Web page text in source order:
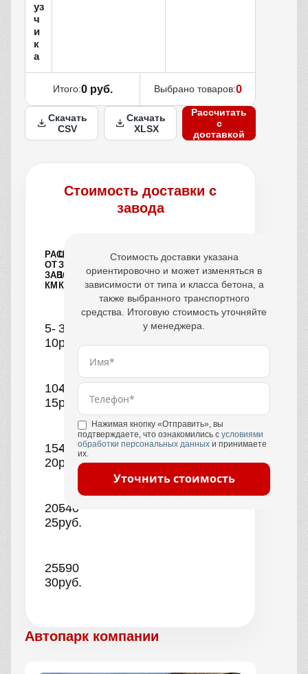
уз
ч
и
к
а
Итого:0 руб. Выбрано товаров:0
Скачать
CSV
Скачать
XLSX
Рассчитать
с
доставкой
Стоимость доставки с
завода
РАССТОЯНИЕ
ОТ
ЗАВОДА,
КМ
ЦЕНА
ЗА
1
КУБ
5-
10
390
руб.
10-
15
440
руб.
15-
20
490
руб.
20-
25
540
руб.
25-
30
590
руб.
Стоимость доставки указана
ориентировочно и может изменяться в
зависимости от типа и класса бетона, а
также выбранного транспортного
средства. Итоговую стоимость уточняйте
у менеджера.
Нажимая кнопку «Отправить», вы
подтверждаете, что ознакомились с условиями
обработки персональных данных и принимаете
их.
Уточнить стоимость
Автопарк компании